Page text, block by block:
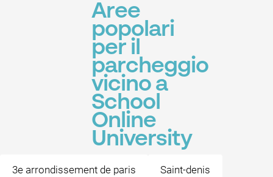
Aree
popolari
per il
parcheggio
vicino a
School
Online
University
3e arrondissement de paris Saint-denis